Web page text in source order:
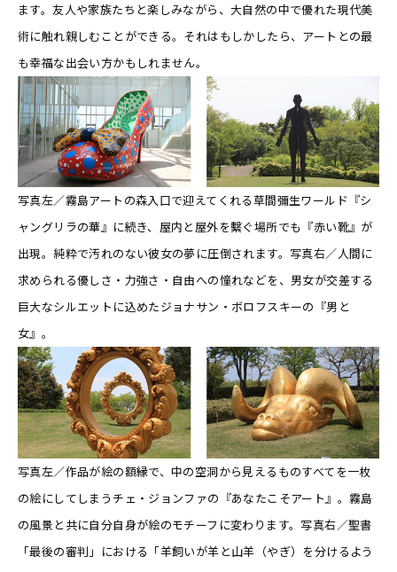
ます。友人や家族たちと楽しみながら、大自然の中で優れた現代美
術に触れ親しむことができる。それはもしかしたら、アートとの最
も幸福な出会い方かもしれません。
写真左／霧島アートの森入口で迎えてくれる草間彌生ワールド『シ
ャングリラの華』に続き、屋内と屋外を繫ぐ場所でも『赤い靴』が
出現。純粋で汚れのない彼女の夢に圧倒されます。写真右／人間に
求められる優しさ・力強さ・自由への憧れなどを、男女が交差する
巨大なシルエットに込めたジョナサン・ボロフスキーの『男と
女』。
写真左／作品が絵の額縁で、中の空洞から見えるものすべてを一枚
の絵にしてしまうチェ・ジョンファの『あなたこそアート』。霧島
の風景と共に自分自身が絵のモチーフに変わります。写真右／聖書
「最後の審判」における「羊飼いが羊と山羊（やぎ）を分けるよう